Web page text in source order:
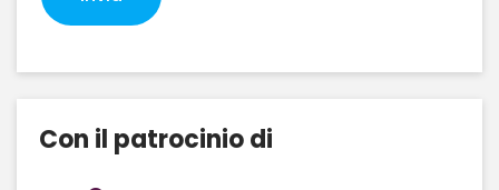
Con il patrocinio di